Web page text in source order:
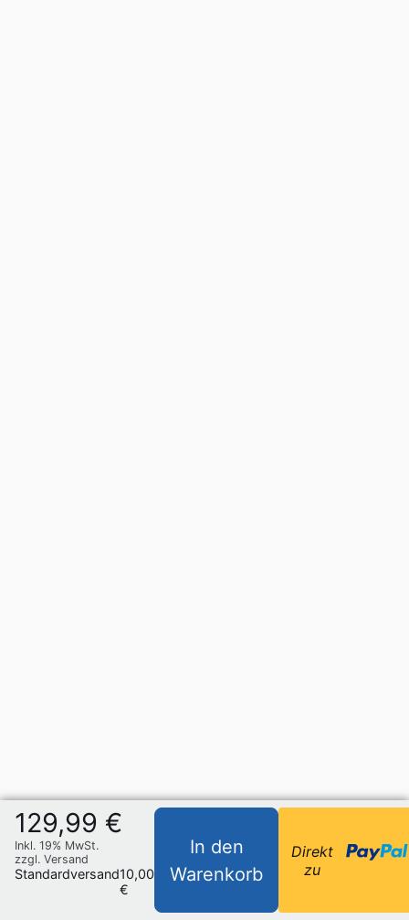
129,99 €
Inkl. 19% MwSt.
zzgl. Versand
Standardversand10,00
€
In den
Warenkorb
Direkt
zu